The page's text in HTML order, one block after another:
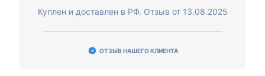
Куплен и доставлен в РФ. Отзыв от 13.08.2025
ОТЗЫВ НАШЕГО КЛИЕНТА